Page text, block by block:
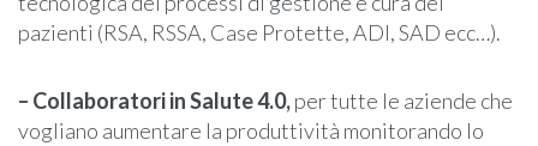
pazienti (RSA, RSSA, Case Protette, ADI, SAD ecc…).
– Collaboratori in Salute 4.0,per tutte le aziende che
vogliano aumentare la produttività monitorando lo